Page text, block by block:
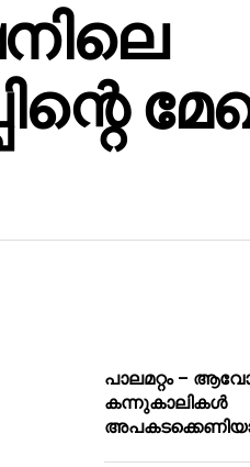
പാലമറ്റം –
കന്നുകാലികൾ